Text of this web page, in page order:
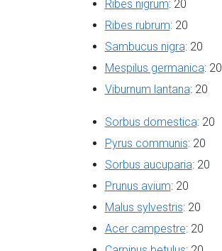
Ribes nigrum: 20
Ribes rubrum: 20
Sambucus nigra: 20
Mespilus germanica: 20
Viburnum lantana: 20
Sorbus domestica: 20
Pyrus communis: 20
Sorbus aucuparia: 20
Prunus avium: 20
Malus sylvestris: 20
Acer campestre: 20